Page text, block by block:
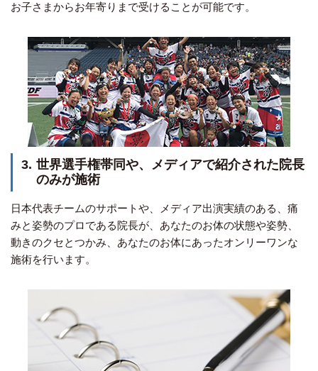
お子さまからお年寄りまで受けることが可能です。
3. 世界選手権帯同や、メディアで紹介された院長
のみが施術
日本代表チームのサポートや、メディア出演実績のある、痛
みと姿勢のプロである院長が、あなたのお体の状態や姿勢、
動きのクセとつかみ、あなたのお体にあったオンリーワンな
施術を行います。